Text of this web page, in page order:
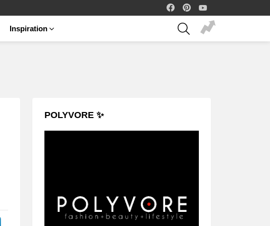
facebook
Inspiration
SEARCH
POLYVORE ✨